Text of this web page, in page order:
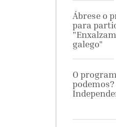
Ábrese o
para
galego"
O